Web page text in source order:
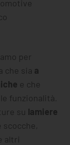
per
che sia a
e che
funzionalità.
su lamiere
scocche,
altri